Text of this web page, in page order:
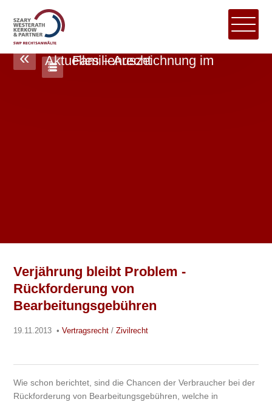
« Aktuelles – Auszeichnung im Familienrecht
Verjährung bleibt Problem -
Rückforderung von
Bearbeitungsgebühren
19.11.2013 •Vertragsrecht /Zivilrecht
Wie schon berichtet, sind die Chancen der Verbraucher bei der
Rückforderung von Bearbeitungsgebühren, welche in